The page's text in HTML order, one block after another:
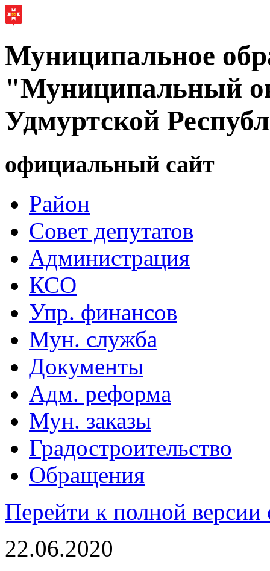
Муниципальное
"Муниципальный
Удмуртской
официальный сайт
Район
Совет депутатов
Администрация
КСО
Упр. финансов
Мун. служба
Документы
Адм. реформа
Мун. заказы
Градостроительство
Обращения
Перейти к полной версии
22.06.2020